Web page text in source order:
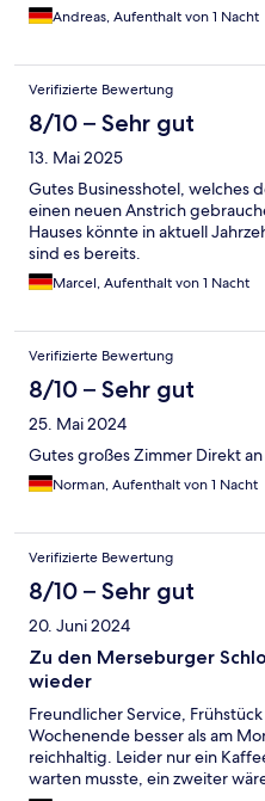
Andreas, Aufenthalt von 1 Nacht
Verifizierte Bewertung
8/10 – Sehr gut
13. Mai 2025
Gutes Businesshotel, welches
einen neuen Anstrich
Hauses könnte in aktuell
sind es bereits.
Marcel, Aufenthalt von 1 Nacht
Verifizierte Bewertung
8/10 – Sehr gut
25. Mai 2024
Gutes großes Zimmer Direkt
Norman, Aufenthalt von 1 Nacht
Verifizierte Bewertung
8/10 – Sehr gut
20. Juni 2024
Zu den Merseburger
wieder
Freundlicher Service,
Wochenende besser als am
reichhaltig. Leider nur ein
warten musste, ein zweiter